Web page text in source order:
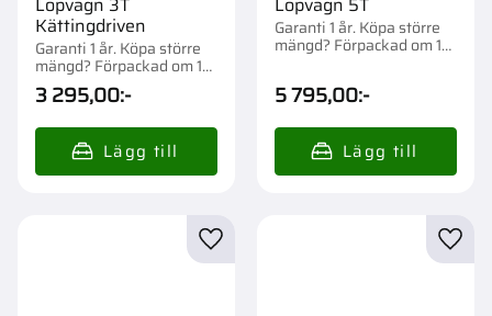
Kättingdriven
Garanti 1 år. Köpa större
mängd? Förpackad om 1
st.
3 295,00:-
Garanti 1 år. Köpa större
mängd? Förpackad om 1
5 795,00:-
Lägg till i favoriter